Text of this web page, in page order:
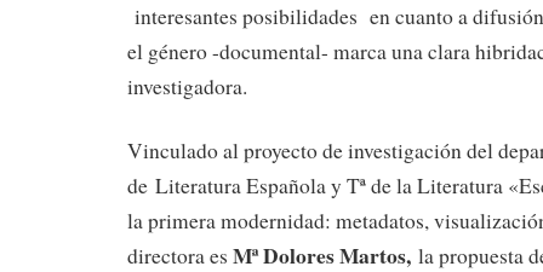
interesantes posibilidades en cuanto a
el género -documental- marca una clara
investigadora.
Vinculado al proyecto de investigación del
de Literatura Española y Tª de la Literatura
la primera modernidad: metadatos,
directora es Mª Dolores Martos, la propuesta